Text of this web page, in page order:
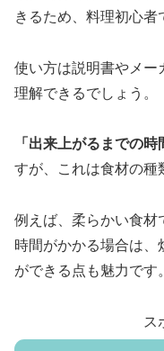
きるため、料理初心者
使い方は説明書やメー
理解できるでしょう。
「出来上がるまでの時
すが、これは食材の種
例えば、柔らかい食材
時間がかかる場合は、
ができる点も魅力です。
ス